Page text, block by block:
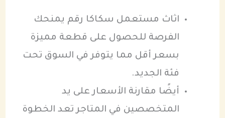
اثاث مستعمل سكاكا رقم يمنحك
الفرصة للحصول على قطعة مميزة
بسعر أقل مما يتوفر في السوق تحت
فئة الجديد.
أيضًا مقارنة الأسعار على يد
المتخصصين في المتاجر تعد الخطوة